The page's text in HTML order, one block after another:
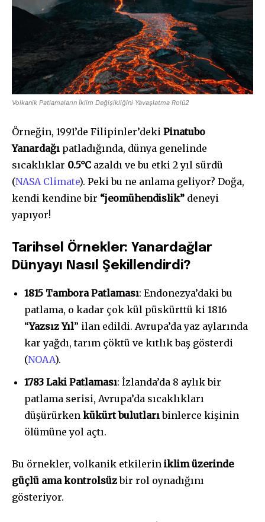
Volkanik Patlamaların İklim Değişikliğini Yavaşlatma Rolü2
Örneğin, 1991’de Filipinler’deki Pinatubo
Yanardağı patladığında, dünya genelinde
sıcaklıklar 0.5°C azaldı ve bu etki 2 yıl sürdü
(NASA Climate). Peki bu ne anlama geliyor? Doğa,
kendi kendine bir “jeomühendislik” deneyi
yapıyor!
Tarihsel Örnekler: Yanardağlar
Dünyayı Nasıl Şekillendirdi?
1815 Tambora Patlaması: Endonezya’daki bu
patlama, o kadar çok kül püskürttü ki 1816
“Yazsız Yıl” ilan edildi. Avrupa’da yaz aylarında
kar yağdı, tarım çöktü ve kıtlık baş gösterdi
(NOAA).
1783 Laki Patlaması: İzlanda’da 8 aylık bir
patlama serisi, Avrupa’da sıcaklıkları
düşürürken kükürt bulutlarıbinlerce kişinin
ölümüne yol açtı.
Bu örnekler, volkanik etkilerin iklim üzerinde
güçlü ama kontrolsüzbir rol oynadığını
gösteriyor.